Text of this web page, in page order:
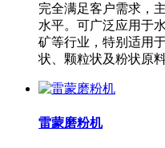
完全满足客户需求，
水平。可广泛应用于
矿等行业，特别适用
状、颗粒状及粉状原
雷蒙磨粉机